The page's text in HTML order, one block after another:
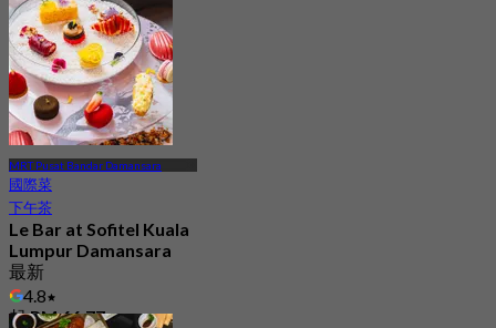
4.1
177 已預訂
起RM 89.04
MRT Pusat Bandar Damansara
國際菜
下午茶
Le Bar at Sofitel Kuala
Lumpur Damansara
最新
4.8
起RM 66.77